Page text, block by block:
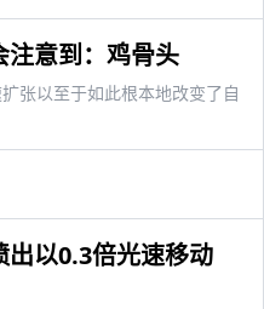
注意到：鸡骨头
张以至于如此根本地改变了自
以0.3倍光速移动